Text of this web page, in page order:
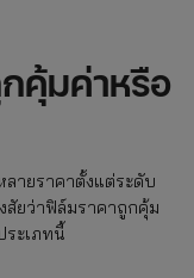
คุ้มค่าหรือ
ยราคาตั้งแต่ระดับ
สัยว่าฟิล์มราคาถูกคุ้ม
ระเภทนี้